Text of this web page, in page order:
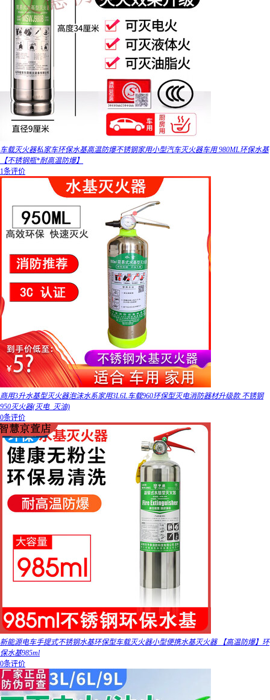
车载灭火器私家车环保水基高温防爆不锈钢家用小型汽车灭火器车用 980ML环保水基
【不锈钢瓶*耐高温防爆】
1条评价
商用3升水基型灭火器泡沫水系家用3L6L车载960环保型灭电消防器材升级款 不锈钢
950灭火器(灭电_灭油)
0条评价
新能源电车手提式不锈钢水基环保型车载灭火器小型便携水基灭火器 【高温防爆】环
保水基985ml
0条评价